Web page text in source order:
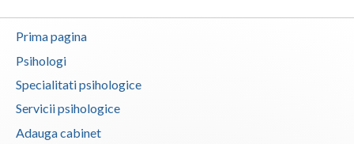
Prima pagina
Psihologi
Specialitati psihologice
Servicii psihologice
Adauga cabinet